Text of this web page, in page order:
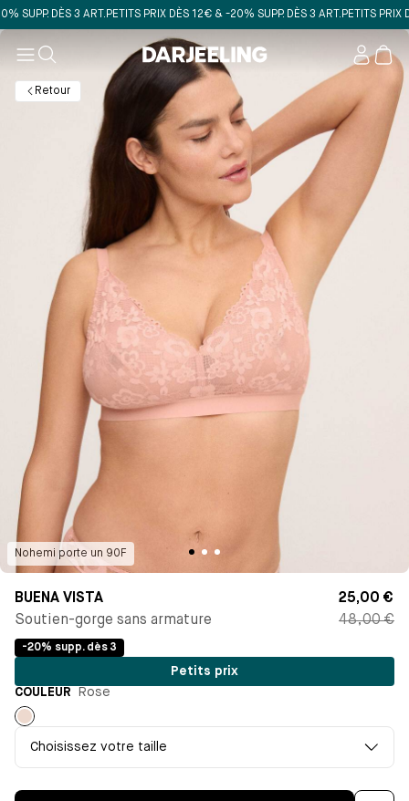
DÈS 3 ART. PETITS PRIX DÈS 12€ & -20% SUPP. DÈS 3 ART. PETITS PRIX DÈS
Mon
Retour
Nohemi porte un 90F
BUENA VISTA
Soutien-gorge sans armature
25,00 €
48,00 €
-20% supp. dès 3
Petits prix
COULEUR
Rose
Rose
Choisissez votre taille